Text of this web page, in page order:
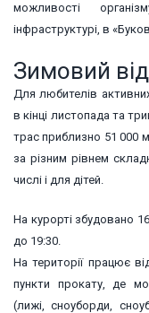
можливості
інфраструктурі, в
Зимовий
Для любителів
в кінці листопада та
трас приблизно 51 000
за різним рівнем
числі і для дітей.
На курорті збудовано
до 19:30.
На території працює
пункти прокату, де
(лижі, сноуборди,